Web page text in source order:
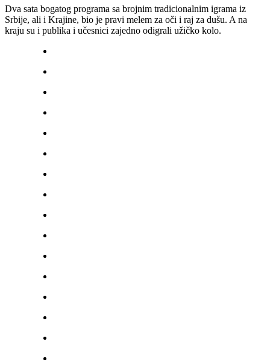
Dva sata bogatog programa sa brojnim tradicionalnim igrama iz
Srbije, ali i Krajine, bio je pravi melem za oči i raj za dušu. A na
kraju su i publika i učesnici zajedno odigrali užičko kolo.